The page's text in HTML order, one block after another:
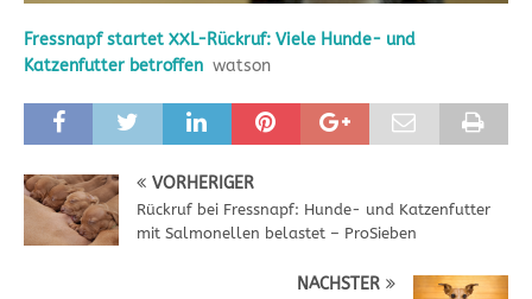
Fressnapf startet XXL-Rückruf: Viele Hunde- und
Katzenfutter betroffen watson
VORHERIGER
Rückruf bei Fressnapf: Hunde- und Katzenfutter
mit Salmonellen belastet – ProSieben
NÄCHSTER